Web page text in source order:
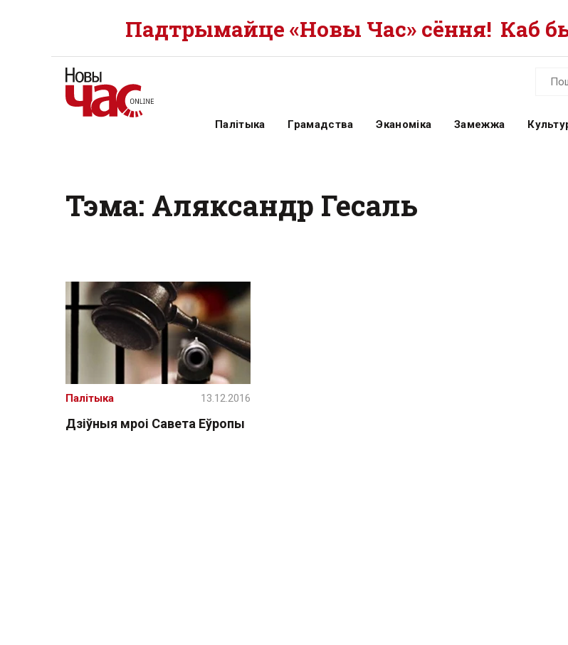
Падтрымайце «Новы Час» сёння! Каб
Палітыка Грамадства Эканоміка Замежжа
Тэма: Аляксандр Гесаль
Дзіўныя мроі Савета Еўропы
Палітыка 13.12.2016